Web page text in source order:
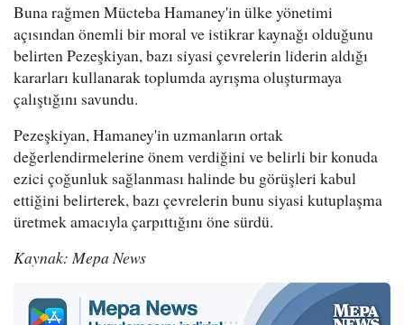
Buna rağmen Mücteba Hamaney'in ülke yönetimi
açısından önemli bir moral ve istikrar kaynağı olduğunu
belirten Pezeşkiyan, bazı siyasi çevrelerin liderin aldığı
kararları kullanarak toplumda ayrışma oluşturmaya
çalıştığını savundu.
Pezeşkiyan, Hamaney'in uzmanların ortak
değerlendirmelerine önem verdiğini ve belirli bir konuda
ezici çoğunluk sağlanması halinde bu görüşleri kabul
ettiğini belirterek, bazı çevrelerin bunu siyasi kutuplaşma
üretmek amacıyla çarpıttığını öne sürdü.
Kaynak: Mepa News